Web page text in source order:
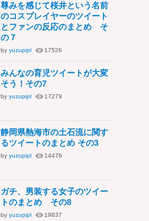
尊みを感じて桜井という名前
のコスプレイヤーのツイート
とファンの反応のまとめ そ
の７
by yuzupipl 17526
みんなの育児ツイートが大変
そう！その7
by yuzupipl 17279
静岡県熱海市の土石流に関す
るツイートのまとめ その3
by yuzupipl 14476
ガチ、男装する女子のツイー
トのまとめ その8
by yuzupipl 19837